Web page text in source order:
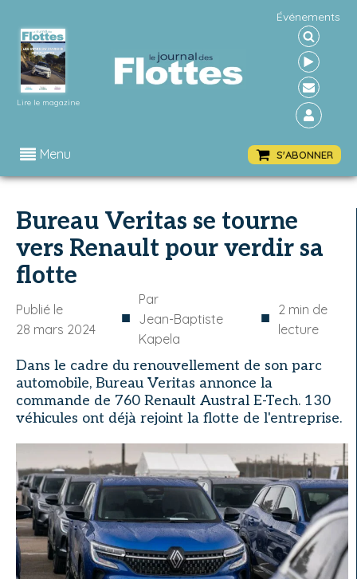
Lire le magazine
Événements
Menu S'ABONNER
Bureau Veritas se tourne
vers Renault pour verdir sa
flotte
Publié le
28 mars 2024
■
Par
Jean-Baptiste
Kapela
■ 2 min de
lecture
Dans le cadre du renouvellement de son parc
automobile, Bureau Veritas annonce la
commande de 760 Renault Austral E-Tech. 130
véhicules ont déjà rejoint la flotte de l'entreprise.